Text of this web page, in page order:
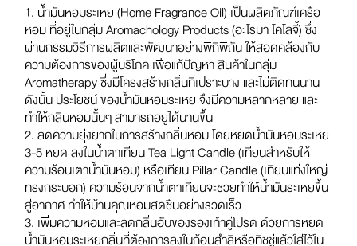
1. น้ำมันหอมระเหย (Home Fragrance Oil) เป็นผลิตภัณฑ์เครื่อ
หอม ที่อยู่ในกลุ่ม Aromachology Products (อะโรมา โคโลจี้) ซึ่ง
ผ่านกรรมวิธีการผลิตและพัฒนาอย่างพิถีพิถัน ให้สอดคล้องกับ
ความต้องการของผู้บริโภค เพื่อแก้ปัญหา สินค้าในกลุ่ม
Aromatherapy ซึ่งมีโครงสร้างกลิ่นที่เปราะบาง และไม่ติดทนนาน
ดังนั้น ประโยชน์ ของน้ำมันหอมระเหย จึงมีความหลากหลาย และ
ทำให้กลิ่นหอมนั้นๆ สามารถอยู่ได้นานขึ้น
2. ลดความยุ่งยากในการสร้างกลิ่นหอม โดยหยดน้ำมันหอมระเหย
3-5 หยด ลงในน้ำตาเทียน Tea Light Candle (เทียนสำหรับให้
ความร้อนเตาน้ำมันหอม) หรือเทียน Pillar Candle (เทียนแท่งใหญ่
ทรงกระบอก) ความร้อนจากน้ำตาเทียนจะช่วยทำให้น้ำมันระเหยขึ้น
สู่อากาศ ทำให้บ้านคุณหอมสดชื่นอย่างรวดเร็ว
3. เพิ่มความหอมและลดกลิ่นอับของรองเท้าคู่โปรด ด้วยการหยด
น้ำมันหอมระเหยกลิ่นที่ต้องการลงในก้อนสำลีหรือทิชชู่แล้วใส่ไว้ใน